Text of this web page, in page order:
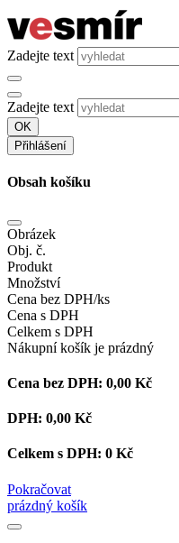
Zadejte text
Zadejte text
OK
Přihlášení
Obsah košíku
Obrázek
Obj. č.
Produkt
Množství
Cena bez DPH/ks
Cena s DPH
Celkem s DPH
Nákupní košík je prázdný
Cena bez DPH: 0,00 Kč
DPH: 0,00 Kč
Celkem s DPH: 0 Kč
Pokračovat
prázdný košík